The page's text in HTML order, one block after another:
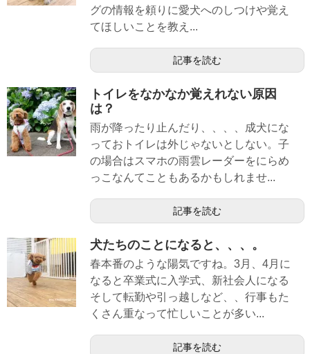
グの情報を頼りに愛犬へのしつけや覚え
てほしいことを教え...
記事を読む
トイレをなかなか覚えれない原因
は？
雨が降ったり止んだり、、、、成犬にな
っておトイレは外じゃないとしない。子
の場合はスマホの雨雲レーダーをにらめ
っこなんてこともあるかもしれませ...
記事を読む
犬たちのことになると、、、。
春本番のような陽気ですね。3月、4月に
なると卒業式に入学式、新社会人になる
そして転勤や引っ越しなど、、行事もた
くさん重なって忙しいことが多い...
記事を読む